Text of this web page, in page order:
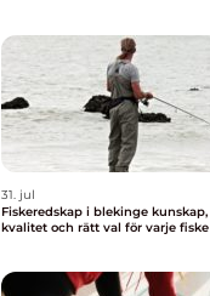
31. jul
Fiskeredskap i blekinge kunskap,
kvalitet och rätt val för varje fiske